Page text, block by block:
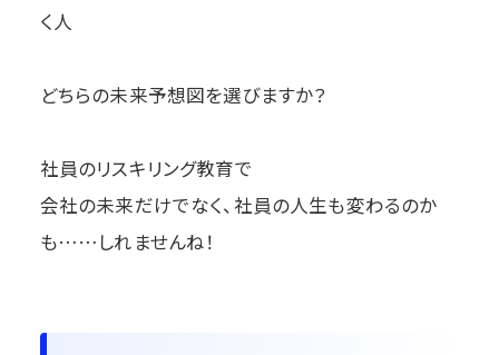
く人
どちらの未来予想図を選びますか？
社員のリスキリング教育で
会社の未来だけでなく、社員の人生も変わるのか
も……しれませんね！